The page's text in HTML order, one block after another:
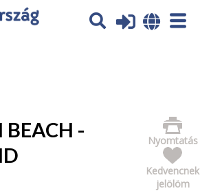
használ. További tájékoztatás itt:
-
Nyomtatás
Kedvencnek
jelölöm